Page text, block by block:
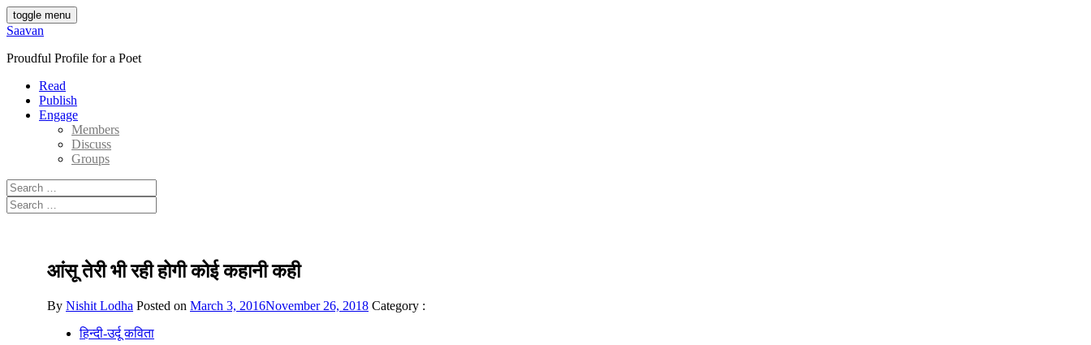
Skip
to
toggle menu
Saavan
Proudful Profile for a Poet
Read
Publish
Engage
Members
Discuss
Groups
Search
for:
Search
for:
आंसू तेरी भी रही होगी कोई कहानी कही
By Nishit Lodha Posted on March 3, 2016November 26, 2018 Category :
हिन्दी-उर्दू कविता